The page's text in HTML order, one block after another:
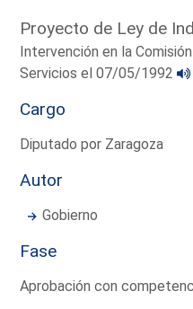
Proyecto de Ley de
Intervención en la
Servicios el 07/05/1992
Cargo
Diputado por Zaragoza
Autor
Gobierno
Fase
Aprobación con